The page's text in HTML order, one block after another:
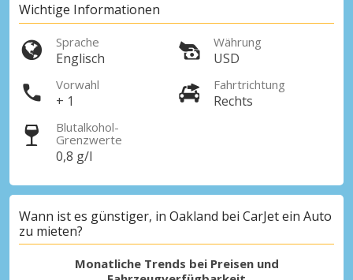
Wichtige Informationen
Sprache
Englisch
Währung
USD
Vorwahl
+ 1
Fahrtrichtung
Rechts
Blutalkohol-
Grenzwerte
0,8 g/l
Wann ist es günstiger, in Oakland bei CarJet ein Auto
zu mieten?
Monatliche Trends bei Preisen und